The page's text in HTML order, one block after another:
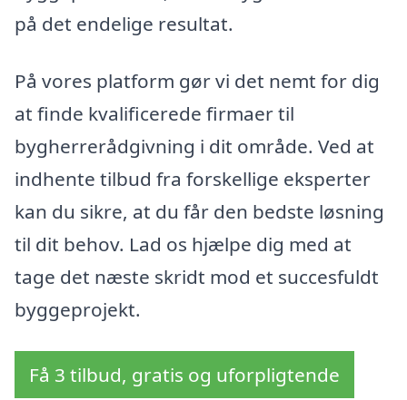
på det endelige resultat.
På vores platform gør vi det nemt for dig
at finde kvalificerede firmaer til
bygherrerådgivning i dit område. Ved at
indhente tilbud fra forskellige eksperter
kan du sikre, at du får den bedste løsning
til dit behov. Lad os hjælpe dig med at
tage det næste skridt mod et succesfuldt
byggeprojekt.
Få 3 tilbud, gratis og uforpligtende